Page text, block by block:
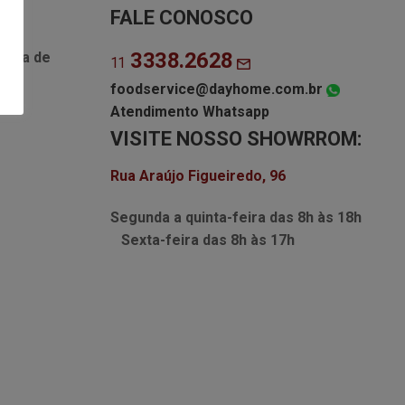
Lista de
FALE CONOSCO
11 3338.2628
foodservice@dayhome.com.br
Atendimento Whatsapp
VISITE NOSSO SHOWRROM:
Rua Araújo Figueiredo, 96
Segunda a quinta-feira das 8h às 18h
Sexta-feira das 8h às 17h